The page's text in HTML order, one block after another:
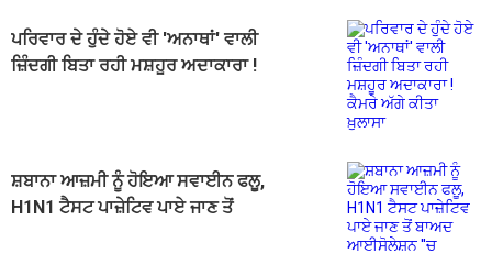
ਪਰਿਵਾਰ ਦੇ ਹੁੰਦੇ ਹੋਏ ਵੀ 'ਅਨਾਥਾਂ' ਵਾਲੀ
ਜ਼ਿੰਦਗੀ ਬਿਤਾ ਰਹੀ ਮਸ਼ਹੂਰ ਅਦਾਕਾਰਾ !
ਸ਼ਬਾਨਾ ਆਜ਼ਮੀ ਨੂੰ ਹੋਇਆ ਸਵਾਈਨ ਫਲੂ,
H1N1 ਟੈਸਟ ਪਾਜ਼ੇਟਿਵ ਪਾਏ ਜਾਣ ਤੋਂ